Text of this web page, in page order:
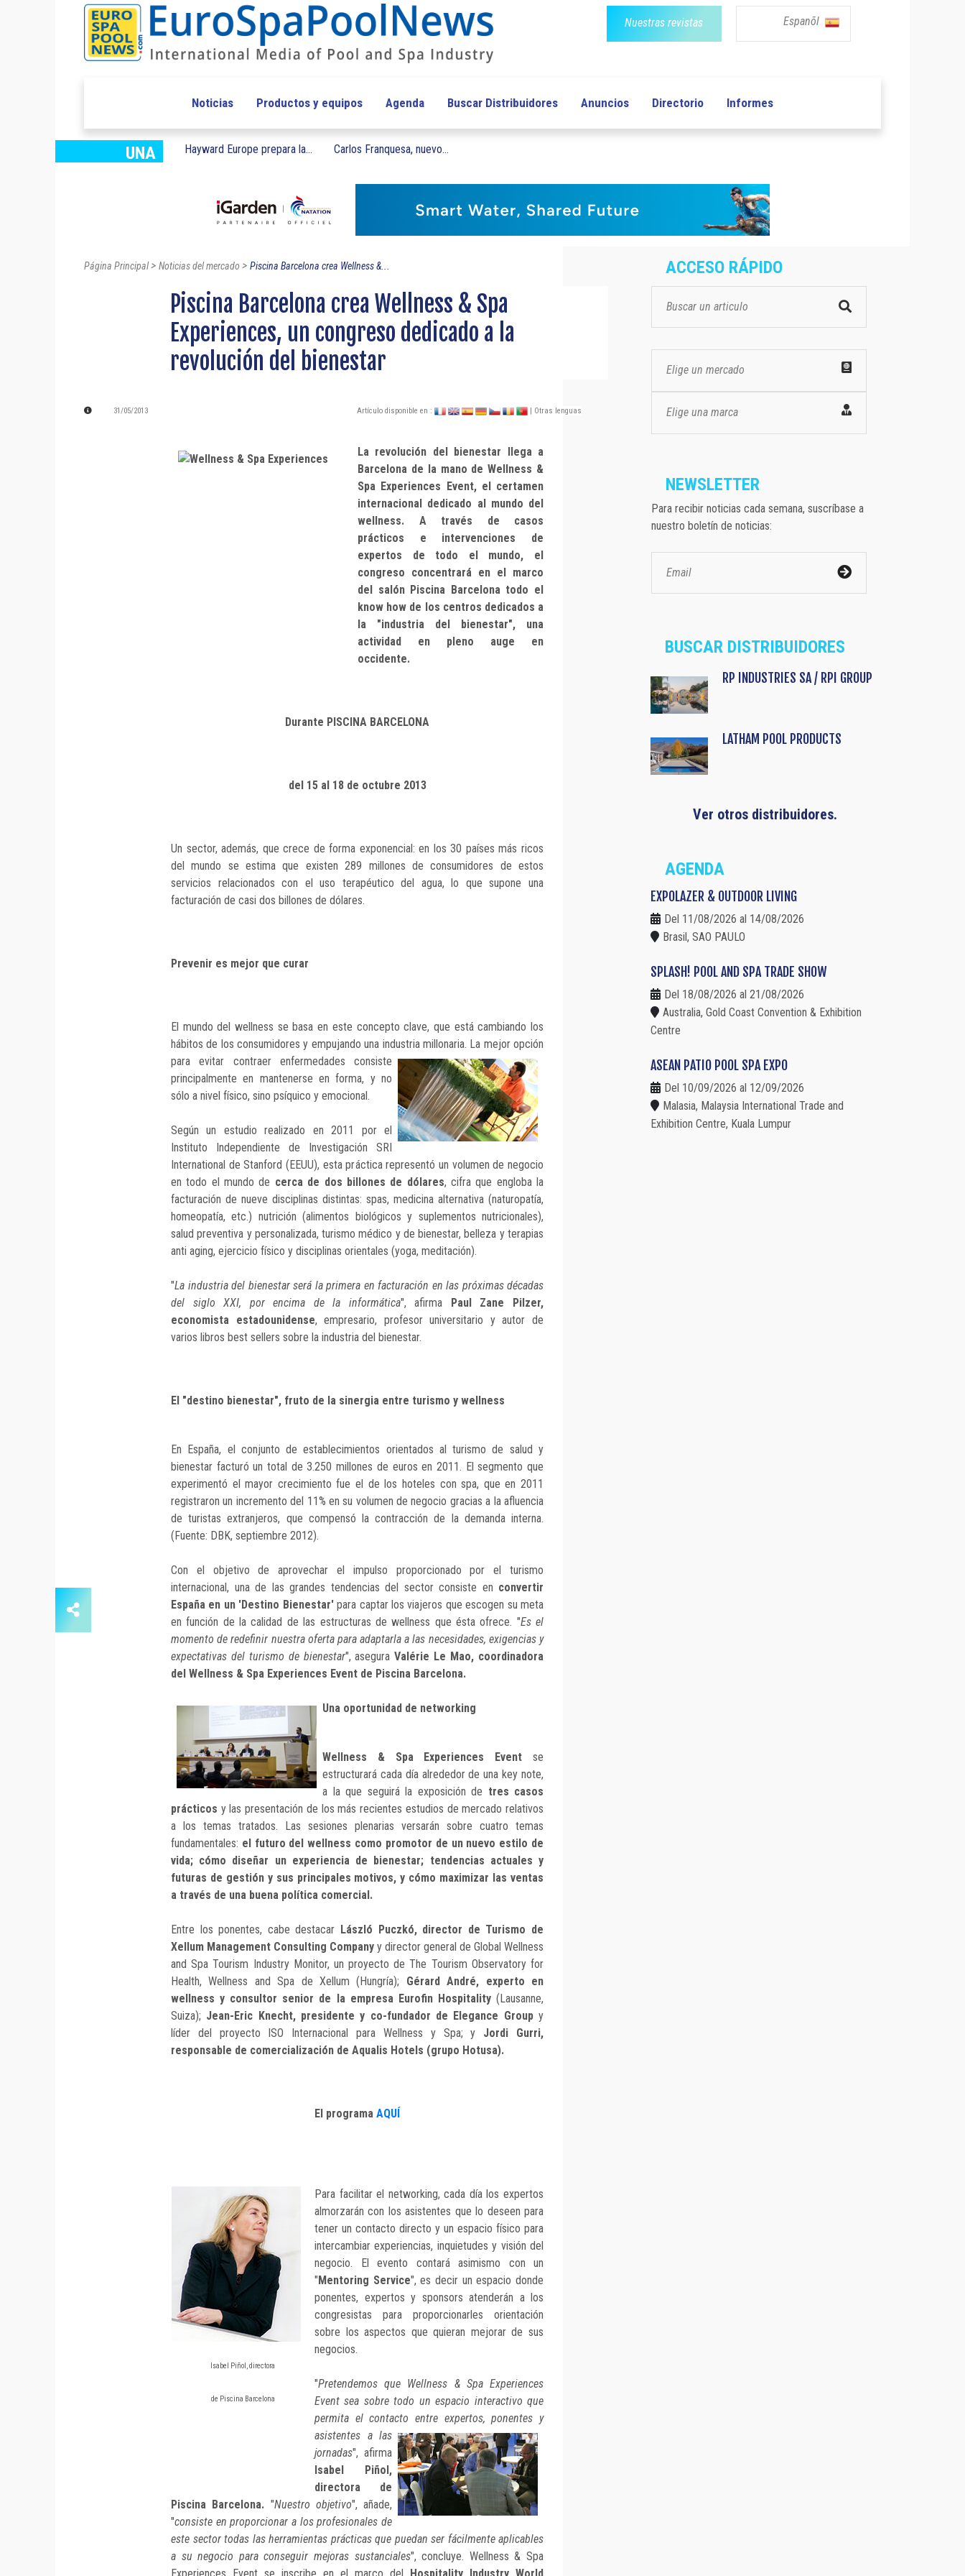
Nuestras revistas Espanõl
Noticias Productos y equipos Agenda Buscar Distribuidores Anuncios Directorio Informes
UNA Hayward Europe prepara la... Carlos Franquesa, nuevo...
Página Principal> Noticias del mercado > Piscina Barcelona crea Wellness &...
Piscina Barcelona crea Wellness & Spa
Experiences, un congreso dedicado a la
revolución del bienestar
31/05/2013 Artículo disponible en : | Otras lenguas
La revolución del bienestar llega a
Barcelona de la mano de Wellness &
Spa Experiences Event, el certamen
internacional dedicado al mundo del
wellness. A través de casos
prácticos e intervenciones de
expertos de todo el mundo, el
congreso concentrará en el marco
del salón Piscina Barcelona todo el
know how de los centros dedicados a
la "industria del bienestar", una
actividad en pleno auge en
occidente.
Durante PISCINA BARCELONA
del 15 al 18 de octubre 2013
Un sector, además, que crece de forma exponencial: en los 30 países más ricos
del mundo se estima que existen 289 millones de consumidores de estos
servicios relacionados con el uso terapéutico del agua, lo que supone una
facturación de casi dos billones de dólares.
Prevenir es mejor que curar
El mundo del wellness se basa en este concepto clave, que está cambiando los
hábitos de los consumidores y empujando una industria millonaria. La mejor opción
para evitar contraer enfermedades consiste
principalmente en mantenerse en forma, y no
sólo a nivel físico, sino psíquico y emocional.
Según un estudio realizado en 2011 por el
Instituto Independiente de Investigación SRI
International de Stanford (EEUU), esta práctica representó un volumen de negocio
en todo el mundo de cerca de dos billones de dólares, cifra que engloba la
facturación de nueve disciplinas distintas: spas, medicina alternativa (naturopatía,
homeopatía, etc.) nutrición (alimentos biológicos y suplementos nutricionales),
salud preventiva y personalizada, turismo médico y de bienestar, belleza y terapias
anti aging, ejercicio físico y disciplinas orientales (yoga, meditación).
"La industria del bienestar será la primera en facturación en las próximas décadas
del siglo XXI, por encima de la informática", afirma
Paul Zane Pilzer,
economista estadounidense, empresario, profesor universitario y autor de
varios libros best sellers sobre la industria del bienestar.
El "destino bienestar", fruto de la sinergia entre turismo y wellness
En España, el conjunto de establecimientos orientados al turismo de salud y
bienestar facturó un total de 3.250 millones de euros en 2011. El segmento que
experimentó el mayor crecimiento fue el de los hoteles con spa, que en 2011
registraron un incremento del 11% en su volumen de negocio gracias a la afluencia
de turistas extranjeros, que compensó la contracción de la demanda interna.
(Fuente: DBK, septiembre 2012).
Con el objetivo de aprovechar el impulso proporcionado por el turismo
internacional, una de las grandes tendencias del sector consiste en convertir
España en un 'Destino Bienestar'para captar los viajeros que escogen su meta
en función de la calidad de las estructuras de wellness que ésta ofrece. "Es el
momento de redefinir nuestra oferta para adaptarla a las necesidades, exigencias y
expectativas del turismo de bienestar", aseguraValérie Le Mao, coordinadora
del Wellness & Spa Experiences Event de Piscina Barcelona.
Una oportunidad de networking
Wellness & Spa Experiences Event se
estructurará cada día alrededor de una key note,
a la que seguirá la exposición de tres casos
prácticos y las presentación de los más recientes estudios de mercado relativos
a los temas tratados. Las sesiones plenarias versarán sobre cuatro temas
fundamentales: el futuro del wellness como promotor de un nuevo estilo de
vida; cómo diseñar un experiencia de bienestar; tendencias actuales y
futuras de gestión y sus principales motivos, y cómo maximizar las ventas
a través de una buena política comercial.
Entre los ponentes, cabe destacar László Puczkó, director de Turismo de
Xellum Management Consulting Company y director general de Global Wellness
and Spa Tourism Industry Monitor, un proyecto de The Tourism Observatory for
Health, Wellness and Spa de Xellum (Hungría); Gérard André, experto en
wellness y consultor senior de la empresa Eurofin Hospitality(Lausanne,
Suiza); Jean-Eric Knecht, presidente y co-fundador de Elegance Groupy
líder del proyecto ISO Internacional para Wellness y Spa; y Jordi Gurri,
responsable de comercialización de Aqualis Hotels (grupo Hotusa).
El programa AQUÍ
Isabel Piñol, directora
de Piscina Barcelona
Para facilitar el networking, cada día los expertos
almorzarán con los asistentes que lo deseen para
tener un contacto directo y un espacio físico para
intercambiar experiencias, inquietudes y visión del
negocio. El evento contará asimismo con un
" Mentoring Service", es decir un espacio donde
ponentes, expertos y sponsors atenderán a los
congresistas para proporcionarles orientación
sobre los aspectos que quieran mejorar de sus
negocios.
"Pretendemos que Wellness & Spa Experiences
Event sea sobre todo un espacio interactivo que
permita el contacto entre expertos, ponentes y
asistentes a las
jornadas", afirma
Isabel Piñol,
directora de
Piscina Barcelona. "Nuestro objetivo", añade,
"consiste en proporcionar a los profesionales de
este sector todas las herramientas prácticas que puedan ser fácilmente aplicables
a su negocio para conseguir mejoras sustanciales", concluye. Wellness & Spa
ACCESO RÁPIDO
Elige un mercado
Elige una marca
NEWSLETTER
Para recibir noticias cada semana, suscríbase a
nuestro boletín de noticias:
BUSCAR DISTRIBUIDORES
RP INDUSTRIES SA / RPI GROUP
LATHAM POOL PRODUCTS
Ver otros distribuidores.
AGENDA
EXPOLAZER & OUTDOOR LIVING
Del 11/08/2026 al 14/08/2026
Brasil, SAO PAULO
SPLASH! POOL AND SPA TRADE SHOW
Del 18/08/2026 al 21/08/2026
Australia, Gold Coast Convention & Exhibition
Centre
ASEAN PATIO POOL SPA EXPO
Del 10/09/2026 al 12/09/2026
Malasia, Malaysia International Trade and
Exhibition Centre, Kuala Lumpur